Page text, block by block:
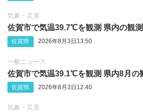
気象・災害
佐賀市で気温39.7℃を観測 県内の観
佐賀県 2026年8月3日13:50
一般ニュース
佐賀市で気温39.1℃を観測 県内8月の
佐賀県 2026年8月3日12:40
気象・災害